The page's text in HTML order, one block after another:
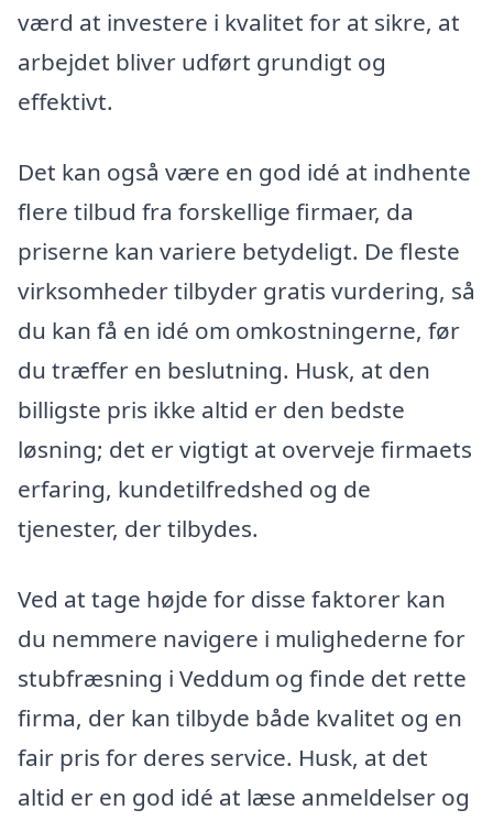
værd at investere i kvalitet for at sikre, at
arbejdet bliver udført grundigt og
effektivt.
Det kan også være en god idé at indhente
flere tilbud fra forskellige firmaer, da
priserne kan variere betydeligt. De fleste
virksomheder tilbyder gratis vurdering, så
du kan få en idé om omkostningerne, før
du træffer en beslutning. Husk, at den
billigste pris ikke altid er den bedste
løsning; det er vigtigt at overveje firmaets
erfaring, kundetilfredshed og de
tjenester, der tilbydes.
Ved at tage højde for disse faktorer kan
du nemmere navigere i mulighederne for
stubfræsning i Veddum og finde det rette
firma, der kan tilbyde både kvalitet og en
fair pris for deres service. Husk, at det
altid er en god idé at læse anmeldelser og